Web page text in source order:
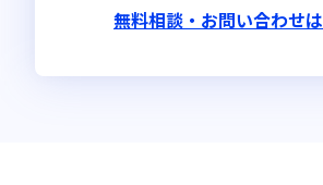
無料相談・お問い合わせ